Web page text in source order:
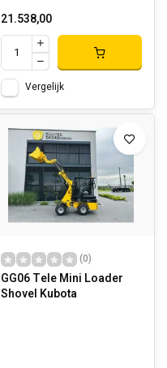
21.538,00
Vergelijk
(0)
GG06 Tele Mini Loader
Shovel Kubota